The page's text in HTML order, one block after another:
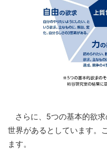
さらに、5つの基本的欲
世界があるとしています。
ます。